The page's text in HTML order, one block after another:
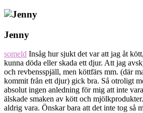
Jenny
someld Insåg hur sjukt det var att jag åt
kunna döda eller skada ett djur. Att jag
och revbensspjäll, men köttfärs mm. (där
kommit från ett djur) gick bra. Så otroligt
absolut ingen anledning för mig att inte
älskade smaken av kött och
aldrig vara. Önskar bara att det inte tog så